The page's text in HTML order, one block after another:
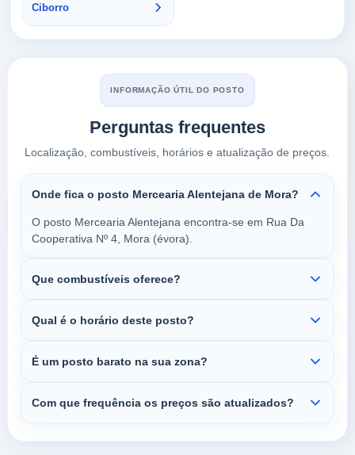
Ciborro
INFORMAÇÃO ÚTIL DO POSTO
Perguntas frequentes
Localização, combustíveis, horários e atualização de preços.
Onde fica o posto Mercearia Alentejana de Mora?
O posto Mercearia Alentejana encontra-se em Rua Da
Cooperativa Nº 4, Mora (évora).
Que combustíveis oferece?
Qual é o horário deste posto?
É um posto barato na sua zona?
Com que frequência os preços são atualizados?